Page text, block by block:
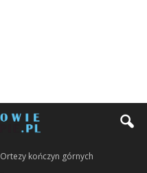
Ortezy kończyn górnych